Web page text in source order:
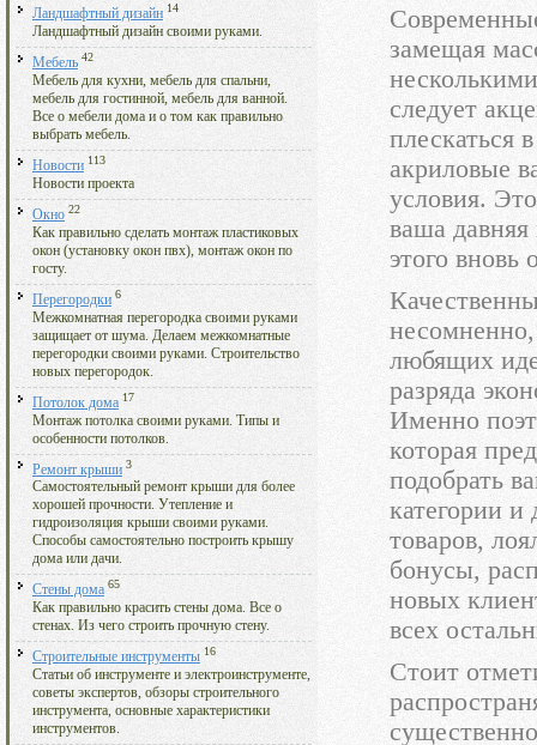
Ландшафтный дизайн 14
Ландшафтный дизайн своими руками.
Мебель 42
Мебель для кухни, мебель для спальни,
мебель для гостинной, мебель для ванной.
Все о мебели дома и о том как правильно
выбрать мебель.
Новости 113
Новости проекта
Окно 22
Как правильно сделать монтаж пластиковых
окон (установку окон пвх), монтаж окон по
госту.
Перегородки 6
Межкомнатная перегородка своими руками
защищает от шума. Делаем межкомнатные
перегородки своими руками. Строительство
новых перегородок.
Потолок дома 17
Монтаж потолка своими руками. Типы и
особенности потолков.
Ремонт крыши 3
Самостоятельный ремонт крыши для более
хорошей прочности. Утепление и
гидроизоляция крыши своими руками.
Способы самостоятельно построить крышу
дома или дачи.
Стены дома 65
Как правильно красить стены дома. Все о
стенах. Из чего строить прочную стену.
Строительные инструменты 16
Статьи об инструменте и электроинструменте,
советы экспертов, обзоры строительного
инструмента, основные характеристики
инструментов.
замещая
следует
плескаться
акриловые
условия.
ваша давняя
этого вновь
любящих
разряда
Именно
которая
подобрать
категории
товаров,
бонусы,
новых
всех
Стоит